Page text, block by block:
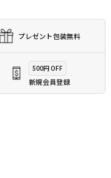
プレゼント包装無料
500円 OFF
新規会員登録